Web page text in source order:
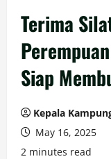
Terima
Siap
Kepala
May 16, 2025
2 minutes read